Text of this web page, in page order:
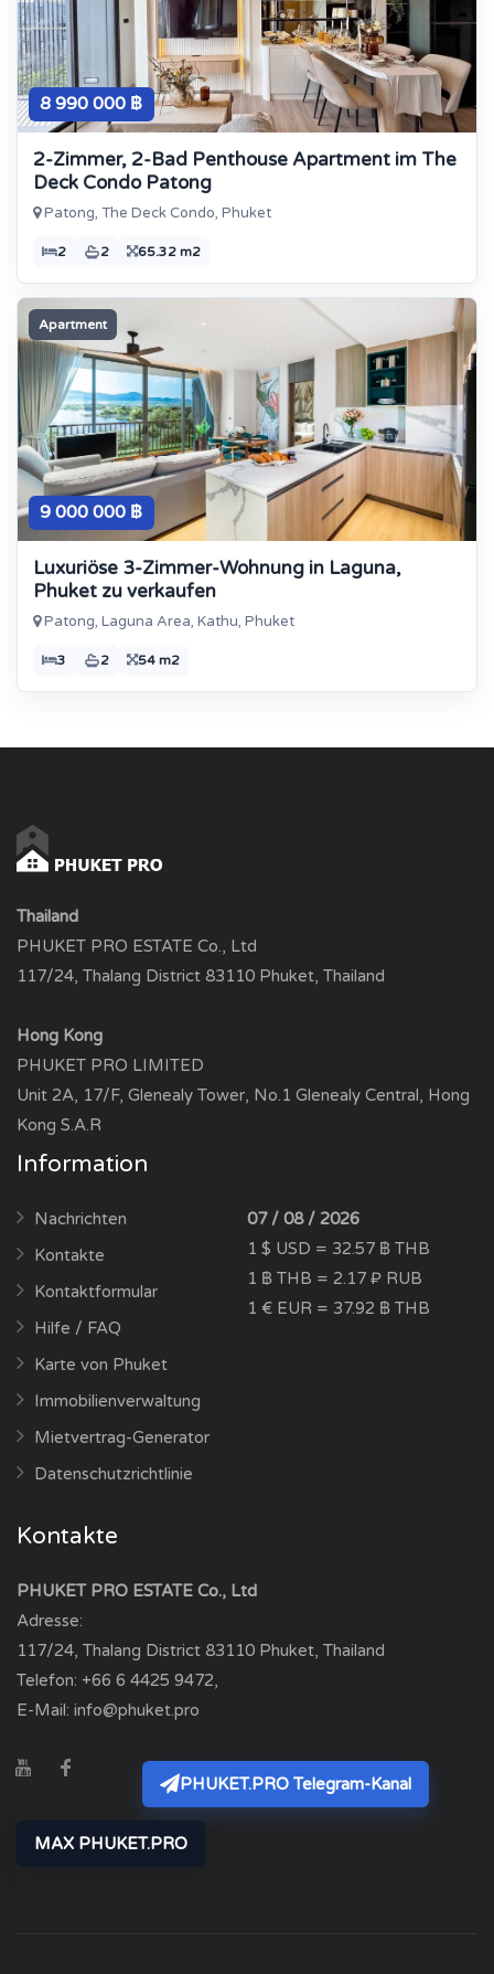
8 990 000 ฿
2-Zimmer, 2-Bad Penthouse Apartment im The
Deck Condo Patong
Patong, The Deck Condo, Phuket
2 2 65.32 m2
Apartment
9 000 000 ฿
Luxuriöse 3-Zimmer-Wohnung in Laguna,
Phuket zu verkaufen
Patong, Laguna Area, Kathu, Phuket
3 2 54 m2
Thailand
PHUKET PRO ESTATE Co., Ltd
117/24, Thalang District 83110 Phuket, Thailand
Hong Kong
PHUKET PRO LIMITED
Unit 2A, 17/F, Glenealy Tower, No.1 Glenealy Central, Hong
Kong S.A.R
Information
Nachrichten
Kontakte
Kontaktformular
Hilfe / FAQ
Karte von Phuket
Immobilienverwaltung
Mietvertrag-Generator
Datenschutzrichtlinie
07 / 08 / 2026
1 $ USD = 32.57 ฿ THB
1 ฿ THB = 2.17 ₽ RUB
1 € EUR = 37.92 ฿ THB
Kontakte
PHUKET PRO ESTATE Co., Ltd
Adresse:
117/24, Thalang District 83110 Phuket, Thailand
Telefon: +66 6 4425 9472,
E-Mail: info@phuket.pro
PHUKET.PRO Telegram-Kanal
MAX PHUKET.PRO